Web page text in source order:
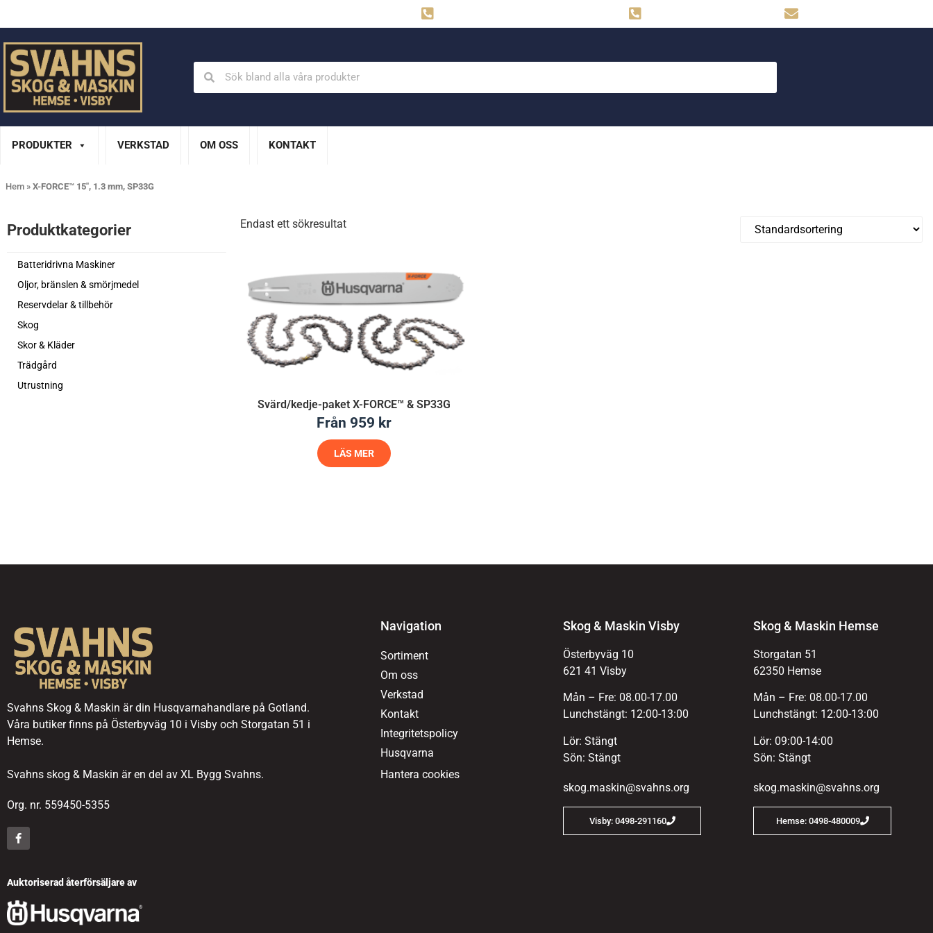
PRODUKTER VERKSTAD OM OSS KONTAKT
Hem » X-FORCE™ 15", 1.3 mm, SP33G
Produktkategorier​
Batteridrivna Maskiner
Oljor, bränslen & smörjmedel
Reservdelar & tillbehör
Skog
Skor & Kläder
Trädgård
Utrustning
Endast ett sökresultat
Svärd/kedje-paket X-FORCE™ & SP33G
Från 959 kr
LÄS MER
Svahns Skog & Maskin är din Husqvarnahandlare på Gotland.
Våra butiker finns på Österbyväg 10 i Visby och Storgatan 51 i
Hemse.
Svahns skog & Maskin är en del av XL Bygg Svahns.
Org. nr. 559450-5355
Auktoriserad återförsäljare av
Navigation
Sortiment
Om oss
Verkstad
Kontakt
Integritetspolicy
Husqvarna
Hantera cookies
Skog & Maskin Visby
Österbyväg 10
621 41 Visby
Mån – Fre: 08.00-17.00
Lunchstängt: 12:00-13:00
Lör: Stängt
Sön: Stängt
skog.maskin@svahns.org
Visby: 0498-291160
Skog & Maskin Hemse
Storgatan 51
62350 Hemse
Mån – Fre: 08.00-17.00
Lunchstängt: 12:00-13:00
Lör: 09:00-14:00
Sön: Stängt
skog.maskin@svahns.org
Hemse: 0498-480009